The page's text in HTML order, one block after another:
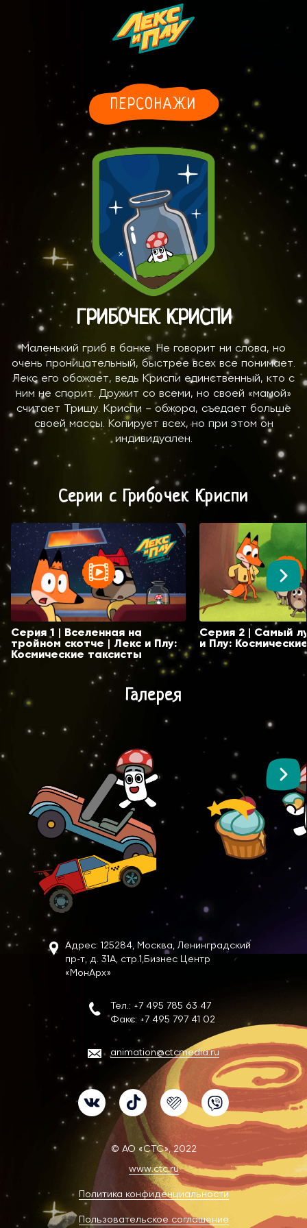
ПЕРСОНАЖИ
ГРИБОЧЕК КРИСПИ
Маленький гриб в банке. Не говорит ни слова, но
очень проницательный, быстрее всех все понимает.
Лекс его обожает, ведь Криспи единственный, кто с
ним не спорит. Дружит со всеми, но своей «мамой»
считает Тришу. Криспи – обжора, съедает больше
своей массы. Копирует всех, но при этом он
индивидуален.
Серии с Грибочек Криспи
Серия 1 | Вселенная на
тройном скотче | Лекс и Плу:
Космические таксисты
Серия 2 | Самый
и Плу:
Галерея
Адрес: 125284, Москва, Ленинградский
пр-т, д. 31А, стр.1, Бизнес Центр
«МонАрх»
Тел.: +7 495 785 63 47
Факс: +7 495 797 41 02
animation@ctcmedia.ru
VK TikTok Likee
© АО «СТС», 2022
www.ctc.ru
Политика конфиденциальности
Пользовательское соглашение